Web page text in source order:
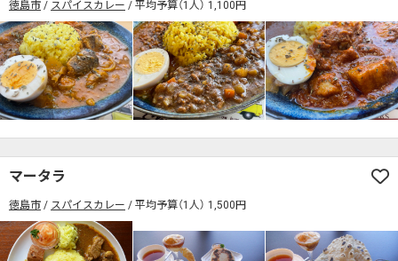
徳島市 スパイスカレー 平均予算（1人） 1,100円
マータラ
徳島市 スパイスカレー 平均予算（1人） 1,500円